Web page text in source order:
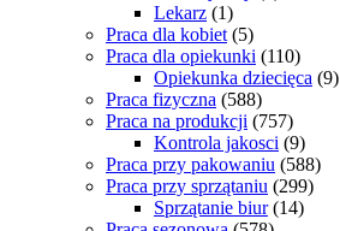
Lekarz (1)
Praca dla kobiet (5)
Praca dla opiekunki (110)
Opiekunka dziecięca (9)
Praca fizyczna (588)
Praca na produkcji (757)
Kontrola jakosci (9)
Praca przy pakowaniu (588)
Praca przy sprzątaniu (299)
Sprzątanie biur (14)